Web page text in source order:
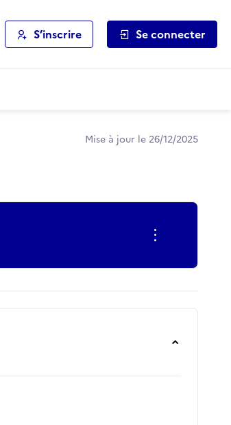
S’inscrire Se connecter
Mise à jour le 26/12/2025